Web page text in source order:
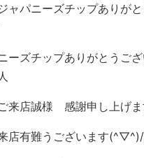
ャパニーズチップありが
ーズチップありがとうご
来店誠様 感謝申し上げま
店有難うございます